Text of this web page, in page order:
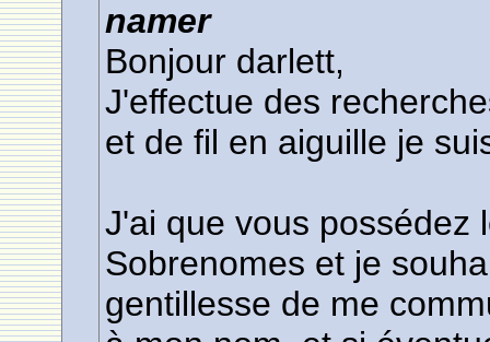
namer
Bonjour darlett,
J'effectue des
et de fil en aiguille je
J'ai que vous possédez
Sobrenomes et je
gentillesse de me